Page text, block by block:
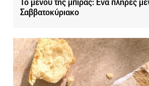
Το μενού της μπίρας: Ένα πλήρες
Σαββατοκύριακο